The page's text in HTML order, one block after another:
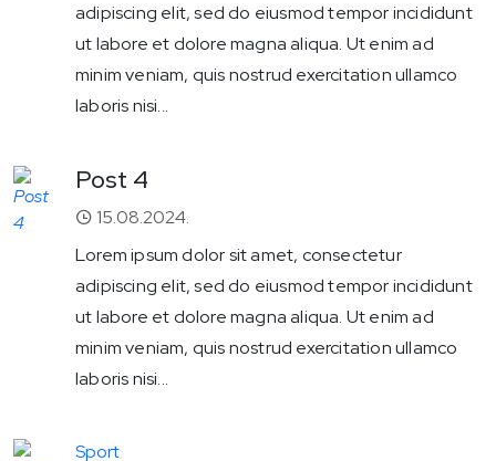
adipiscing elit, sed do eiusmod tempor incididunt
ut labore et dolore magna aliqua. Ut enim ad
minim veniam, quis nostrud exercitation ullamco
laboris nisi...
Post 4
15.08.2024.
Lorem ipsum dolor sit amet, consectetur
adipiscing elit, sed do eiusmod tempor incididunt
ut labore et dolore magna aliqua. Ut enim ad
minim veniam, quis nostrud exercitation ullamco
laboris nisi...
Sport